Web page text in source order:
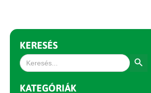
KERESÉS
Search
for:
KATEGÓRIÁK